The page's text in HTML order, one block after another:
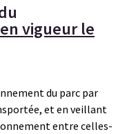
vigueur le
du parc par
et en veillant
entre celles-